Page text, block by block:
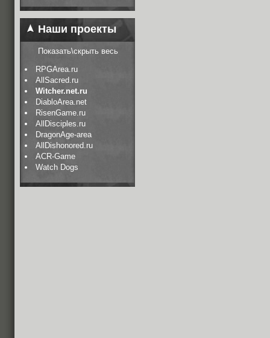
Наши проекты
Показать\скрыть весь
RPGArea.ru
AllSacred.ru
Witcher.net.ru
DiabloArea.net
RisenGame.ru
AllDisciples.ru
DragonAge-area
AllDishonored.ru
ACR-Game
Watch Dogs